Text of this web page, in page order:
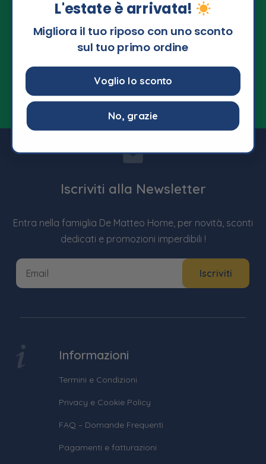
Iscriviti alla Newsletter
Entra nella famiglia De Matteo Home, per novità, sconti
dedicati e promozioni imperdibili !
Informazioni
Termini e Condizioni
Privacy e Cookie Policy
FAQ – Domande Frequenti
Pagamenti e fatturazioni
L'estate è arrivata!
Migliora il tuo riposo con uno sconto
sul tuo primo ordine
Voglio lo sconto
No, grazie